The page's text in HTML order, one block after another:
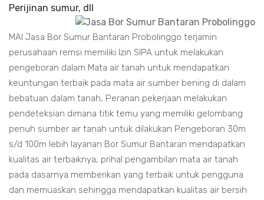
Perijinan sumur, dll
MAI Jasa Bor Sumur Bantaran Probolinggo terjamin
perusahaan remsi memiliki Izin SIPA untuk melakukan
pengeboran dalam Mata air tanah untuk mendapatkan
keuntungan terbaik pada mata air sumber bening di dalam
bebatuan dalam tanah, Peranan pekerjaan melakukan
pendeteksian dimana titik temu yang memiliki gelombang
penuh sumber air tanah untuk dilakukan Pengeboran 30m
s/d 100m lebih layanan Bor Sumur Bantaran mendapatkan
kualitas air terbaiknya, prihal pengambilan mata air tanah
pada dasarnya memberikan yang terbaik untuk pengguna
dan memuaskan sehingga mendapatkan kualitas air bersih